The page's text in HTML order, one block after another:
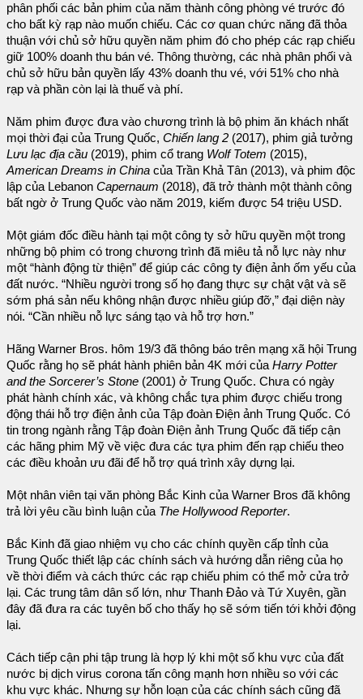
phân phối các bản phim của năm thành công phòng vé trước đó
cho bất kỳ rạp nào muốn chiếu. Các cơ quan chức năng đã thỏa
thuận với chủ sở hữu quyền năm phim đó cho phép các rạp chiếu
giữ 100% doanh thu bán vé. Thông thường, các nhà phân phối và
chủ sở hữu bản quyền lấy 43% doanh thu vé, với 51% cho nhà
rạp và phần còn lại là thuế và phí.
Năm phim được đưa vào chương trình là bộ phim ăn khách nhất
mọi thời đại của Trung Quốc, Chiến lang 2 (2017), phim giả tưởng
Lưu lạc địa cầu (2019), phim cổ trang Wolf Totem (2015),
American Dreams in China của Trần Khả Tân (2013), và phim độc
lập của Lebanon Capernaum (2018), đã trở thành một thành công
bất ngờ ở Trung Quốc vào năm 2019, kiếm được 54 triệu USD.
Một giám đốc điều hành tại một công ty sở hữu quyền một trong
những bộ phim có trong chương trình đã miêu tả nỗ lực này như
một “hành động từ thiện” để giúp các công ty điện ảnh ốm yếu của
đất nước. “Nhiều người trong số họ đang thực sự chật vật và sẽ
sớm phá sản nếu không nhận được nhiều giúp đỡ,” đại diện này
nói. “Cần nhiều nỗ lực sáng tạo và hỗ trợ hơn.”
Hãng Warner Bros. hôm 19/3 đã thông báo trên mạng xã hội Trung
Quốc rằng họ sẽ phát hành phiên bản 4K mới của Harry Potter
and the Sorcerer’s Stone (2001) ở Trung Quốc. Chưa có ngày
phát hành chính xác, và không chắc tựa phim được chiếu trong
động thái hỗ trợ điện ảnh của Tập đoàn Điện ảnh Trung Quốc. Có
tin trong ngành rằng Tập đoàn Điện ảnh Trung Quốc đã tiếp cận
các hãng phim Mỹ về việc đưa các tựa phim đến rạp chiếu theo
các điều khoản ưu đãi để hỗ trợ quá trình xây dựng lại.
Một nhân viên tại văn phòng Bắc Kinh của Warner Bros đã không
trả lời yêu cầu bình luận của The Hollywood Reporter.
Bắc Kinh đã giao nhiệm vụ cho các chính quyền cấp tỉnh của
Trung Quốc thiết lập các chính sách và hướng dẫn riêng của họ
về thời điểm và cách thức các rạp chiếu phim có thể mở cửa trở
lại. Các trung tâm dân số lớn, như Thanh Đảo và Tứ Xuyên, gần
đây đã đưa ra các tuyên bố cho thấy họ sẽ sớm tiến tới khởi động
lại.
Cách tiếp cận phi tập trung là hợp lý khi một số khu vực của đất
nước bị dịch virus corona tấn công mạnh hơn nhiều so với các
khu vực khác. Nhưng sự hỗn loạn của các chính sách cũng đã